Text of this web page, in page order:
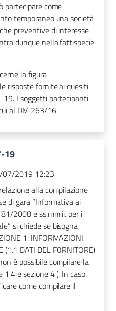
partecipare come
temporaneo una società
preventive di interesse
dunque nella fattispecie
la figura
risposte fornite ai quesiti
I soggetti partecipanti
al DM 263/16
19
07/2019 12:23
alla compilazione
di gara “Informativa ai
2008 e ss.mm.ii. per i
si chiede se bisogna
1: INFORMAZIONI
(1.1 DATI DEL FORNITORE)
è possibile compilare la
e sezione 4 ). In caso
come compilare il